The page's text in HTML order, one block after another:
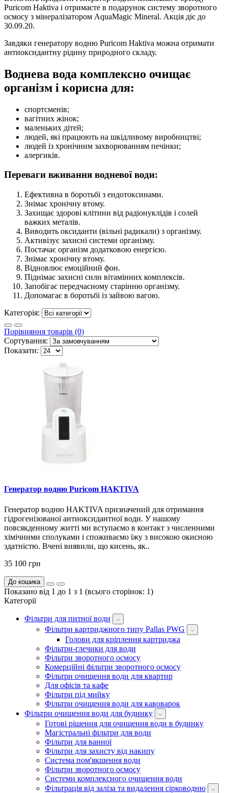
Puricom Haktiva і отримаєте в подарунок систему зворотного
осмосу з мінералізатором AquaMagic Mineral. Акція діє до
30.09.20.
Завдяки генератору водню Puricom Haktiva можна отримати
антиоксидантну рідину природного складу.
Воднева вода комплексно очищає
організм і корисна для:
cпopтcмeнів;
вагітних жінок;
мaлeньких дітей;
людей, які працюють на шкідливому виробництві;
людей із хронічним захворюванням печінки;
алергиків.
Переваги вживання водневої води:
Ефективна в боротьбі з ендотоксинами.
Знімає хронічну втому.
Захищає здорові клітини від радіонуклідів і солей
важких металів.
Виводить оксиданти (вільні радикали) з організму.
Активізує захисні системи організму.
Постачає організм додатковою енергією.
Знімає хронічну втому.
Відновлює емоційний фон.
Піднімає захисні сили вітамінних комплексів.
Запобігає передчасному старінню організму.
Допомагає в боротьбі із зайвою вагою.
Категорія:
Порівняння товарів (0)
Сортування:
Показати:
Генератор водню Puricom HAKTIVA
Генератор водню HAKTIVA призначений для отримання
гідрогенізованої антиоксидантної води. У нашому
повсякденному житті ми вступаємо в контакт з численними
хімічними сполуками і споживаємо їжу з високою окисною
здатністю. Вчені виявили, що кисень, як..
35 100 грн
До кошика
Показано від 1 до 1 з 1 (всього сторінок: 1)
Категорії
Фільтри для питної води
Фільтри картриджного типу Pallas PWG
Голови для кріплення картриджа
Фільтри-глечики для води
Фільтри зворотного осмосу
Комерційні фільтри зворотного осмосу
Фільтри очищення води для квартир
Для офісів та кафе
Фільтри під мийку
Фільтри очищення води для кавоварок
Фільтри очищення води для будинку
Готові рішення для очищення води в будинку
Магістральні фільтри для води
Фільтри для ванної
Фільтри для захисту від накипу
Система пом'якшення води
Фільтри зворотного осмосу
Системи комплексного очищення води
Фільтрація від заліза та видалення сірководню